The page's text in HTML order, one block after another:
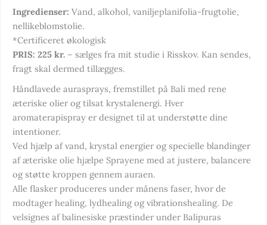
Ingredienser: Vand, alkohol, vaniljeplanifolia-frugtolie,
nellikeblomstolie.
*Certificeret økologisk
PRIS: 225 kr. – sælges fra mit studie i Risskov. Kan sendes,
fragt skal dermed tillægges.
Håndlavede aurasprays, fremstillet på Bali med rene
æteriske olier og tilsat krystalenergi. Hver
aromaterapispray er designet til at understøtte dine
intentioner.
Ved hjælp af vand, krystal energier og specielle blandinger
af æteriske olie hjælpe Sprayene med at justere, balancere
og støtte kroppen gennem auraen.
Alle flasker produceres under månens faser, hvor de
modtager healing, lydhealing og vibrationshealing. De
velsignes af balinesiske præstinder under Balipuras